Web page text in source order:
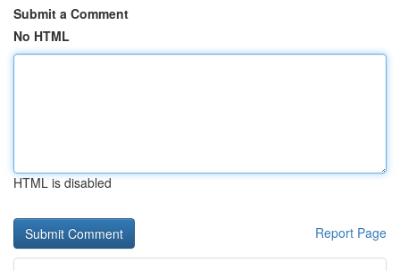
Submit a Comment
No HTML
HTML is disabled
Report Page